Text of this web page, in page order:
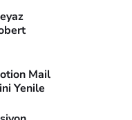
Mail
Yenile